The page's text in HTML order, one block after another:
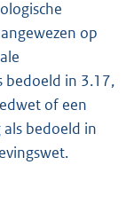
op
bedoeld in 3.17,
of een
bedoeld in